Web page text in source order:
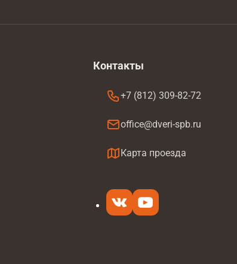
Контакты
+7 (812) 309-82-72
office@dveri-spb.ru
Карта проезда